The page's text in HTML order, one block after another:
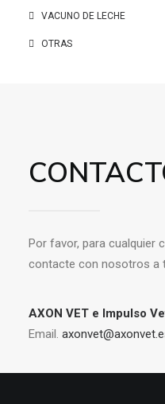
VACUNO DE LECHE
OTRAS
Por favor, para cualquier
contacte con nosotros a
AXON VET e Impulso
Email.